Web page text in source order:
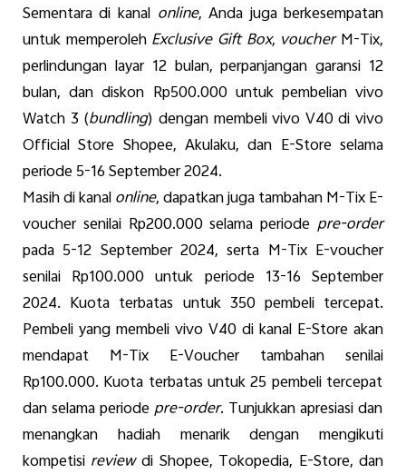
Sementaradi kanal online, Anda jugaberkesempatan
untuk memperoleh Exclusive Gift Box, voucherM-Tix,
perlindungan layar12 bulan,perpanjangan garansi 12
bulan, dandiskon Rp500.000 untuk pembelianvivo
Watch 3 (bundling) dengan membelivivo V40 di vivo
Official Store Shopee, Akulaku, dan E-Storeselama
periode5-16 September 2024.
Masih dikanalonline,dapatkanjugatambahanM-Tix E-
voucher senilaiRp200.000selama periode pre-order
pada 5-12 September 2024,serta M-Tix E-voucher
senilaiRp100.000untuk periode13-16 September
2024. Kuota terbatas untuk350 pembeli tercepat.
Pembeliyang membeli vivoV40 dikanal E-Storeakan
mendapatM-Tix E-Voucher tambahan
senilai
Rp100.000. Kuota terbatas untuk25 pembeli tercepat
danselamaperiodepre-order. Tunjukkanapresiasidan
menangkan
hadiah menarik dengan
mengikuti
kompetisi reviewdi Shopee, Tokopedia, E-Store, dan